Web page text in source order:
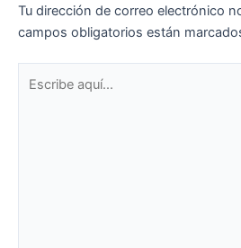
Tu dirección de correo electrónico
campos obligatorios están
aquí...